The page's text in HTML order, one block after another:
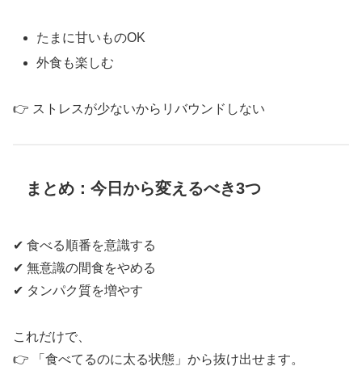
たまに甘いものOK
外食も楽しむ
👉 ストレスが少ないからリバウンドしない
まとめ：今日から変えるべき3つ
✔ 食べる順番を意識する
✔ 無意識の間食をやめる
✔ タンパク質を増やす
これだけで、
👉 「食べてるのに太る状態」から抜け出せます。